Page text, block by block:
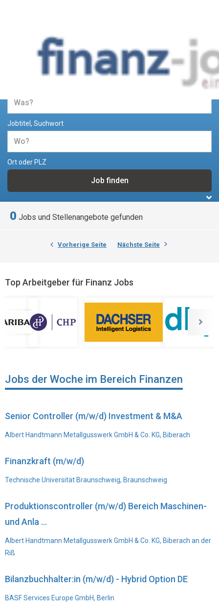
Jobs und Stellenangebote im
Bereich Finanzen
Jobtitel, Suchwort
Ort oder PLZ
0 Jobs und Stellenangebote gefunden
Vorherige Seite Nächste Seite
Top Arbeitgeber für Finanz Jobs
Jobs der Woche im Bereich Finanzen
Senior Controller (m/w/d) Investment & M&A
Albert Handtmann Metallgusswerk GmbH & Co. KG, Biberach
Finanzkraft (m/w/d)
Technische Universität Braunschweig, Braunschweig
Produktionscontroller (m/w/d) Bereich Maschinen-
und Anla ...
Albert Handtmann Metallgusswerk GmbH & Co. KG, Biberach an der
Riß
Bilanzbuchhalter:in (m/w/d) - Hybrid Option DE
BASF Services Europe GmbH, Berlin